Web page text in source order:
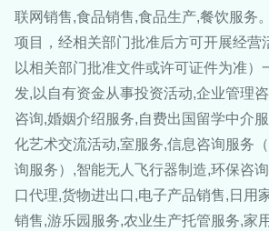
联网销售,食品销售,食品生产,餐饮服务
项目，经相关部门批准后方可开展经营
以相关部门批准文件或许可证件为准）
发,以自有资金从事投资活动,企业管理
咨询,婚姻介绍服务,自费出国留学中介
化艺术交流活动,室服务,信息咨询服务
询服务）,智能无人飞行器制造,环保咨
口代理,货物进出口,电子产品销售,日用
销售,游乐园服务,农业生产托管服务,家